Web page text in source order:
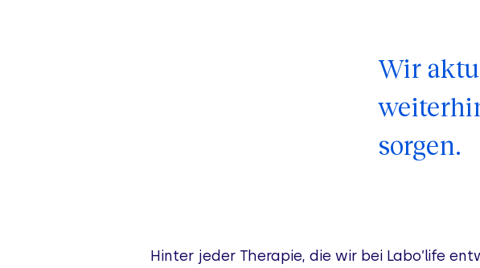
Wir
sorgen.
Hinter jeder Therapie, die wir bei Labo’life